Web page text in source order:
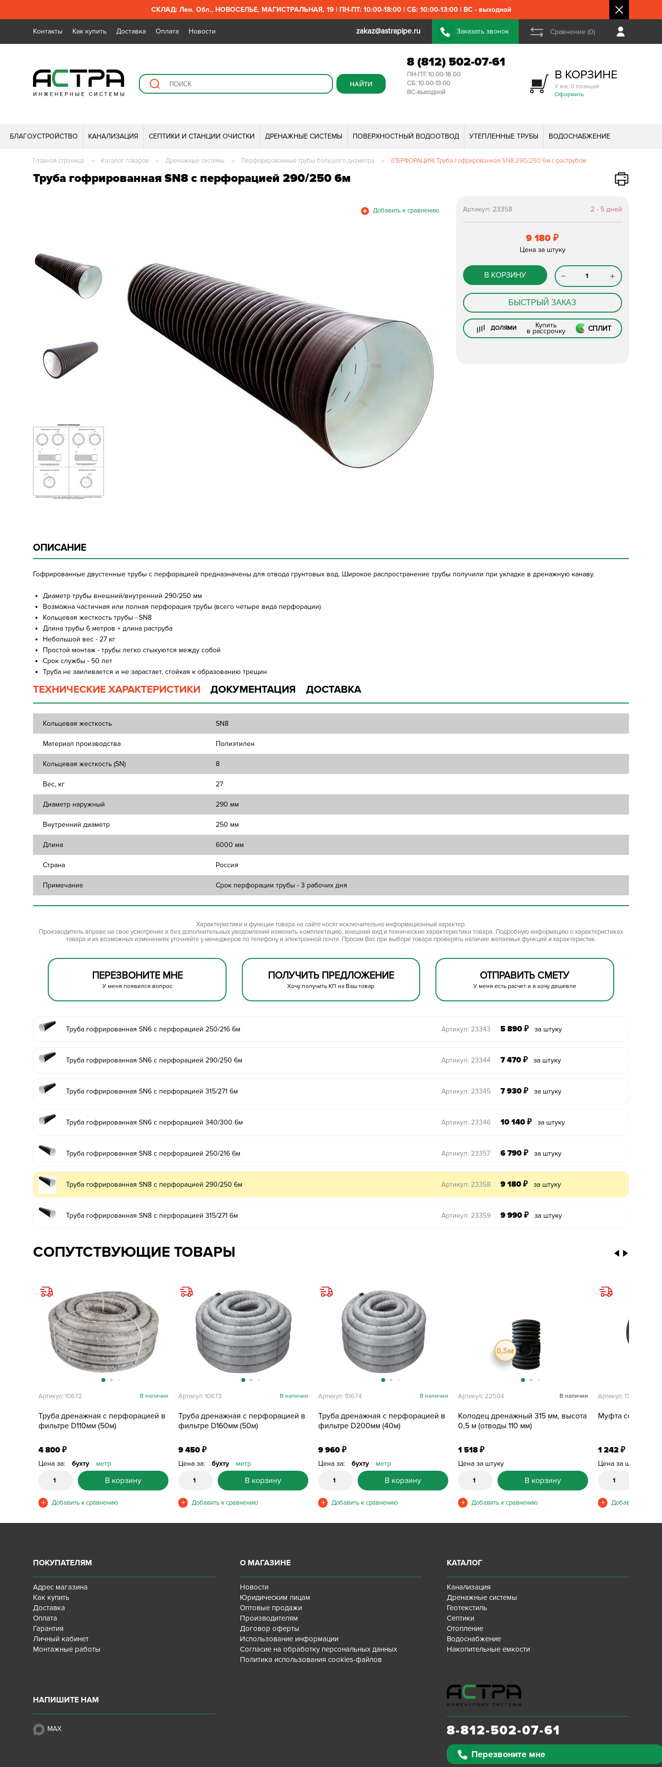
СКЛАД: Лен. Обл., НОВОСЕЛЬЕ, МАГИСТРАЛЬНАЯ, 19 | ПН-ПТ: 10:00-18:00 | СБ: 10:00-13:00 | ВС - выходной
Контакты Как купить Доставка Оплата Новости zakaz@astrapipe.ru Заказать звонок Сравнение (0)
8 (812) 502-07-61
ПН-ПТ: 10.00-18.00
СБ: 10.00-13.00
ВС-выходной
В КОРЗИНЕ
У вас 0 позиций
Оформить
БЛАГОУСТРОЙСТВО КАНАЛИЗАЦИЯ СЕПТИКИ И СТАНЦИИ ОЧИСТКИ ДРЕНАЖНЫЕ СИСТЕМЫ ПОВЕРХНОСТНЫЙ ВОДООТВОД УТЕПЛЕННЫЕ ТРУБЫ ВОДОСНАБЖЕНИЕ
Главная страница – Каталог товаров – Дренажные системы – Перфорированные трубы большого диаметра – (ПЕРФОРАЦИЯ) Труба гофрированная SN8 290/250 6м с раструбом
Труба гофрированная SN8 с перфорацией 290/250 6м
2 - 5 дней
Артикул:23358
9 180₽
Цена за штуку
В КОРЗИНУ
БЫСТРЫЙ ЗАКАЗ
ДОЛЯМИ Купить
в рассрочку СПЛИТ
ОПИСАНИЕ
Гофрированные двустенные трубы с перфорацией предназначены для отвода грунтовых вод. Широкое распространение трубы получили при укладке в дренажную канаву.
Диаметр трубы внешний/внутренний 290/250 мм
Возможна частичная или полная перфорация трубы (всего четыре вида перфорации)
Кольцевая жесткость трубы - SN8
Длина трубы 6 метров + длина раструба
Небольшой вес - 27 кг
Простой монтаж - трубы легко стыкуются между собой
Срок службы - 50 лет
Труба не заиливается и не зарастает, стойкая к образованию трещин
ТЕХНИЧЕСКИЕ ХАРАКТЕРИСТИКИ ДОКУМЕНТАЦИЯ ДОСТАВКА
Кольцевая жесткость SN8
Материал производства Полиэтилен
Кольцевая жесткость (SN) 8
Вес, кг 27
Диаметр наружный 290 мм
Внутренний диаметр 250 мм
Длина 6000 мм
Страна Россия
Примечание Срок перфорации трубы - 3 рабочих дня
Характеристики и функции товара на сайте носят исключительно информационный характер.
Производитель вправе на свое усмотрение и без дополнительных уведомлений изменить комплектацию, внешний вид и технические характеристики товара. Подробную информацию о характеристиках
товара и их возможных изменениях уточняйте у менеджеров по телефону и электронной почте. Просим Вас при выборе товара проверять наличие желаемых функций и характеристик.
ПЕРЕЗВОНИТЕ МНЕ
У меня появился вопрос
ПОЛУЧИТЬ ПРЕДЛОЖЕНИЕ
Хочу получить КП на Ваш товар
ОТПРАВИТЬ СМЕТУ
У меня есть расчет и я хочу дешевле
Труба гофрированная SN6 с перфорацией 250/216 6м Артикул: 23343 5 890 ₽ за штуку
Труба гофрированная SN6 с перфорацией 290/250 6м Артикул: 23344 7 470 ₽ за штуку
Труба гофрированная SN6 с перфорацией 315/271 6м Артикул: 23345 7 930 ₽ за штуку
Труба гофрированная SN6 с перфорацией 340/300 6м Артикул: 23346 10 140 ₽ за штуку
Труба гофрированная SN8 с перфорацией 250/216 6м Артикул: 23357 6 790 ₽ за штуку
Труба гофрированная SN8 с перфорацией 290/250 6м Артикул: 23358 9 180 ₽ за штуку
Труба гофрированная SN8 с перфорацией 315/271 6м Артикул: 23359 9 990 ₽ за штуку
СОПУТСТВУЮЩИЕ ТОВАРЫ
Труба дренажная с перфорацией в
фильтре D110мм (50м)
Артикул: 10672 В наличии
4 800₽
Цена за: бухту метр
В корзину
Труба дренажная с перфорацией в
фильтре D160мм (50м)
Артикул: 10673 В наличии
9 450₽
Цена за: бухту метр
В корзину
Труба дренажная с перфорацией в
фильтре D200мм (40м)
Артикул: 10674 В наличии
9 960₽
Цена за: бухту метр
В корзину
Колодец дренажный 315 мм, высота
0,5 м (отводы 110 мм)
Артикул: 22504 В наличии
1 518₽
Цена за штуку
В корзину
Муфта
Артикул: 13406
1 242₽
Цена за штуку
8-812-502-07-61
Перезвоните мне
ПОКУПАТЕЛЯМ
Адрес магазина
Как купить
Доставка
Оплата
Гарантия
Личный кабинет
Монтажные работы
О МАГАЗИНЕ
Новости
Юридическим лицам
Оптовые продажи
Производителям
Договор оферты
Использование информации
Согласие на обработку персональных данных
Политика использования cookies-файлов
КАТАЛОГ
Канализация
Дренажные системы
Геотекстиль
Септики
Отопление
Водоснабжение
Накопительные емкости
НАПИШИТЕ НАМ
MAX